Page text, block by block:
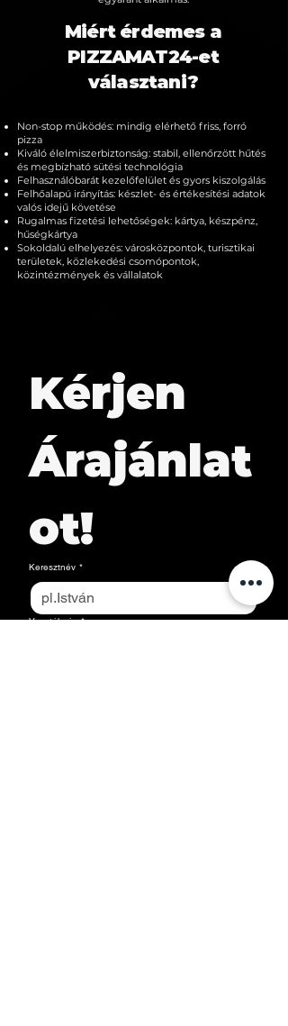
Miért érdemes a
PIZZAMAT24-et
választani?
Non-stop működés: mindig elérhető friss, forró
pizza
Kiváló élelmiszerbiztonság: stabil, ellenőrzött hűtés
és megbízható sütési technológia
Felhasználóbarát kezelőfelület és gyors kiszolgálás
Felhőalapú irányítás: készlet- és értékesítési adatok
valós idejű követése
Rugalmas fizetési lehetőségek: kártya, készpénz,
hűségkártya
Sokoldalú elhelyezés: városközpontok, turisztikai
területek, közlekedési csomópontok,
közintézmények és vállalatok
Kérjen
Árajánlat
ot!
Keresztnév *
Vezetéknév *